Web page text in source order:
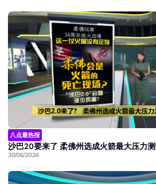
八点最热报
沙巴20要来了 柔佛州选成火箭最大压力
30/06/2026